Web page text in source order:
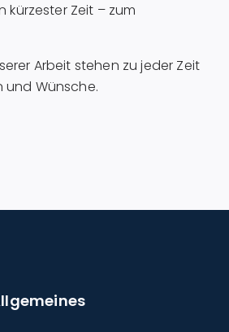
kürzester Zeit – zum
Arbeit stehen zu jeder Zeit
und Wünsche.